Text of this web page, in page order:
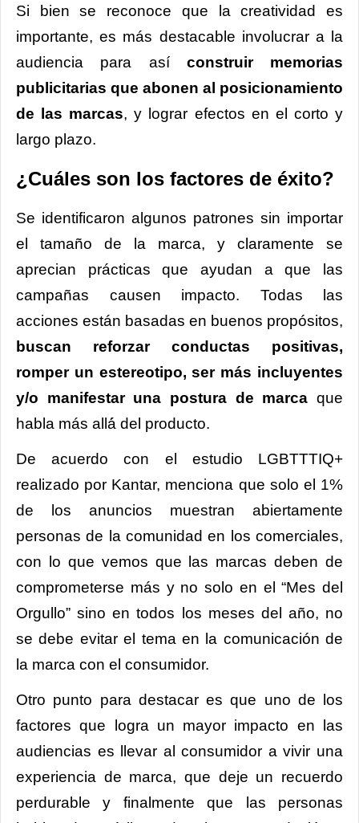
Si bien se reconoce que la creatividad es
importante, es más destacable involucrar a la
audiencia para así construir memorias
publicitarias que abonen al posicionamiento
de las marcas, y lograr efectos en el corto y
largo plazo.
¿Cuáles son los factores de éxito?
Se identificaron algunos patrones sin importar
el tamaño de la marca, y claramente se
aprecian prácticas que ayudan a que las
campañas causen impacto. Todas las
acciones están basadas en buenos propósitos,
buscan reforzar conductas positivas,
romper un estereotipo, ser más incluyentes
y/o manifestar una postura de marca que
habla más allá́ del producto.
De acuerdo con el estudio LGBTTTIQ+
realizado por Kantar, menciona que solo el 1%
de los anuncios muestran abiertamente
personas de la comunidad en los comerciales,
con lo que vemos que las marcas deben de
comprometerse más y no solo en el “Mes del
Orgullo” sino en todos los meses del año, no
se debe evitar el tema en la comunicación de
la marca con el consumidor.
Otro punto para destacar es que uno de los
factores que logra un mayor impacto en las
audiencias es llevar al consumidor a vivir una
experiencia de marca, que deje un recuerdo
perdurable y finalmente que las personas